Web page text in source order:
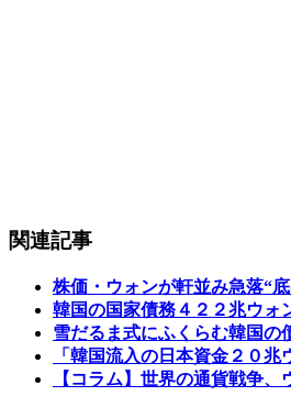
関連記事
株価・ウォンが軒並み急落“
韓国の国家債務４２２兆ウ
雪だるま式にふくらむ韓国の
「韓国流入の日本資金２０兆
【コラム】世界の通貨戦争、